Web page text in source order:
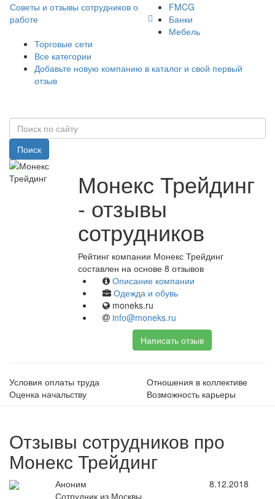
Советы и отзывы сотрудников о
работе
FMCG
Банки
Мебель
Торговые сети
Все категории
Добавьте новую компанию в каталог и свой первый
отзыв
Поиск
Монекс Трейдинг
- отзывы
сотрудников
Рейтинг компании Монекс Трейдинг
составлен на основе 8 отзывов
Описание компании
Одежда и обувь
moneks.ru
info@moneks.ru
Написать отзыв
Условия оплаты труда
Отношения в коллективе
Оценка начальству
Возможность карьеры
Отзывы сотрудников про
Монекс Трейдинг
Аноним
Сотрудник из Москвы
8.12.2018